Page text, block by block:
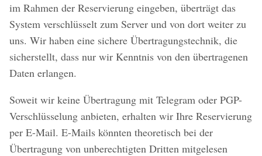
im Rahmen der Reservierung eingeben, überträgt das
System verschlüsselt zum Server und von dort weiter zu
uns. Wir haben eine sichere Übertragungstechnik, die
sicherstellt, dass nur wir Kenntnis von den übertragenen
Daten erlangen.
Soweit wir keine Übertragung mit Telegram oder PGP-
Verschlüsselung anbieten, erhalten wir Ihre Reservierung
per E-Mail. E-Mails könnten theoretisch bei der
Übertragung von unberechtigten Dritten mitgelesen